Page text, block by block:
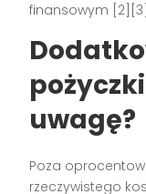
finansowym
uwagę?
Poza
rzeczywistego